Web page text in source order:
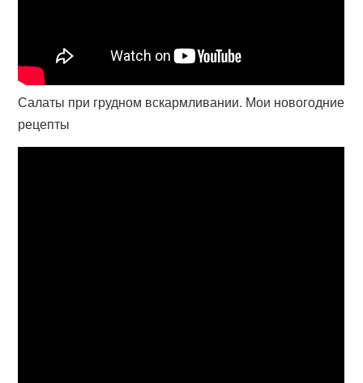
Салаты при грудном вскармливании. Мои новогодние
рецепты